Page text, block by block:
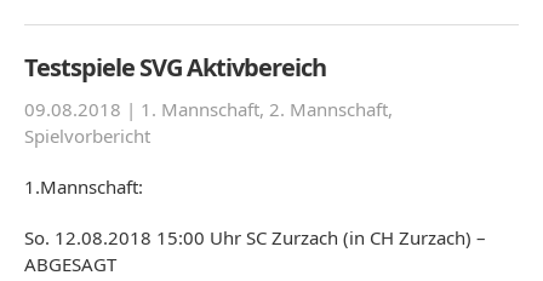
Testspiele SVG Aktivbereich
09.08.2018 | 1. Mannschaft, 2. Mannschaft,
Spielvorbericht
1.Mannschaft:
So. 12.08.2018 15:00 Uhr SC Zurzach (in CH Zurzach) –
ABGESAGT